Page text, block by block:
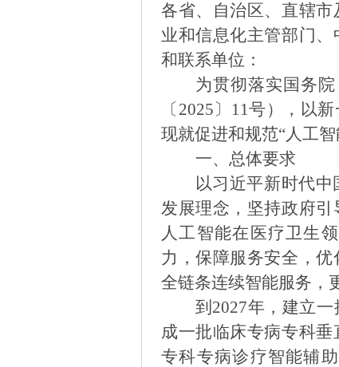
各省、自治区、直辖
业和信息化主管部门
和联系单位：
为贯彻落实国务
〔 2025〕 11号），以新
现就促进和规范“人工
一、总体要求
以习近平新时代
发展理念，坚持政府
人工智能在医疗卫生
力，保障服务安全，
全链条连续智能服务，
到 2027年，建立一
成一批临床专病专科
专科专病诊疗智能辅